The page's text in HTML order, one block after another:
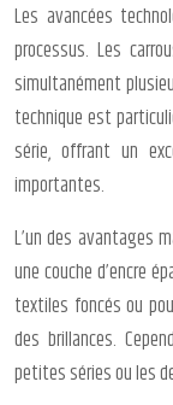
Les avancées
processus. Les
simultanément
technique est
série, offrant un
importantes.
L’un des avantages
une couche d’encre
textiles foncés ou
des brillances.
petites séries ou les